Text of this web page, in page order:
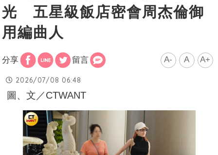
光 五星級飯店密會周杰倫御
用編曲人
分享 留言 A- A A+
2026/07/08 06:48
圖、文／CTWANT